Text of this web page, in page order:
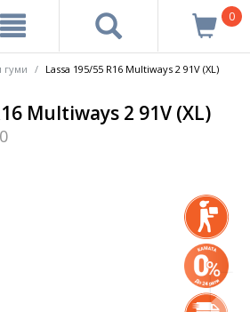
0
гуми Lassa 195/55 R16 Multiways 2 91V (XL)
Multiways 2 91V (XL)